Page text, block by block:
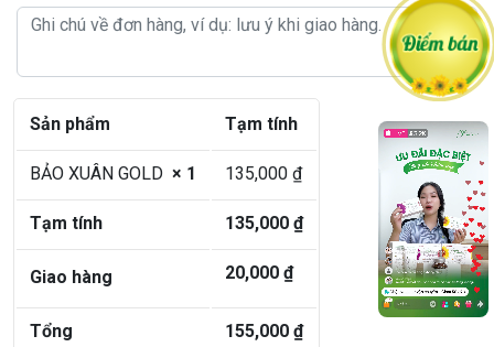
Sản phẩm Tạm tính
BẢO XUÂN GOLD × 1 135,000 ₫
Tạm tính 135,000 ₫
Giao hàng 20,000 ₫
Tổng 155,000 ₫